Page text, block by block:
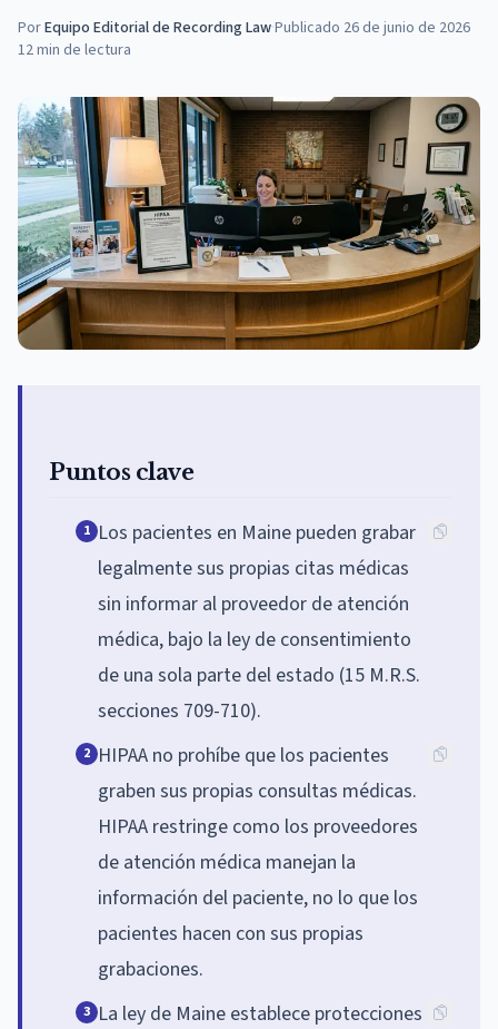
PorEquipo Editorial de Recording Law·Publicado 26 de junio de 2026
12min de lectura
Puntos clave
1 Los pacientes en Maine pueden grabar
legalmente sus propias citas médicas
sin informar al proveedor de atención
médica, bajo la ley de consentimiento
de una sola parte del estado (15 M.R.S.
secciones 709-710).
2 HIPAA no prohíbe que los pacientes
graben sus propias consultas médicas.
HIPAA restringe como los proveedores
de atención médica manejan la
información del paciente, no lo que los
pacientes hacen con sus propias
grabaciones.
3 La ley de Maine establece protecciones